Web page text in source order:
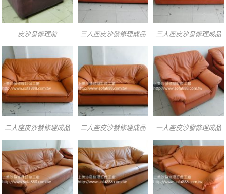
皮沙發修理前 三人座皮沙發修理成品 三人座皮沙發修理成品
二人座皮沙發修理成品 二人座皮沙發修理成品 一人座皮沙發修理成品